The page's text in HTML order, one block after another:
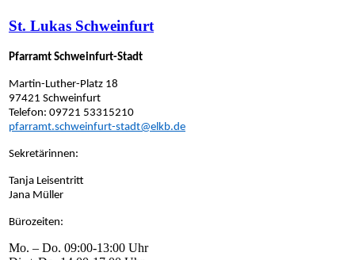
St. Lukas Schweinfurt
Pfarramt Schweinfurt-Stadt
Martin-Luther-Platz 18
97421 Schweinfurt
Telefon: 09721 53315210
pfarramt.schweinfurt-stadt@elkb.de
Sekretärinnen:
Tanja Leisentritt
Jana Müller
Bürozeiten:
Mo. – Do. 09:00-13:00 Uhr